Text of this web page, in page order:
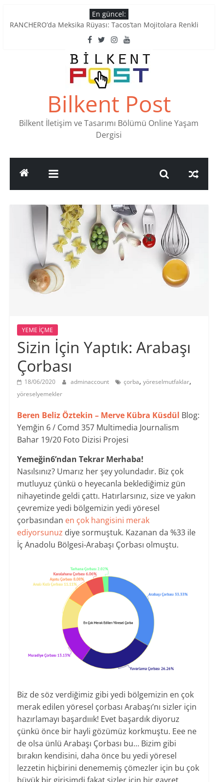
to
En güncel:
RANCHERO’da Meksika Rüyası: Tacos’tan Mojitolara Renkli
Ankara’nın Ruhunu Notalarda Yaşatan 4 Müzik Durağı
Pullardaki tarih: PTT Pul Müzesi
Stamp Collectors Unite: Places to Find Stamps in Ankara
Tatlı Konuşalım: Ankara’nın 4 Köklü Pastanesi
Bilkent Post
Bilkent İletişim ve Tasarımı Bölümü Online Yaşam
Dergisi
YEME İÇME
Sizin İçin Yaptık: Arabaşı
Çorbası
18/06/2020 adminaccount çorba, yöreselmutfaklar,
yöreselyemekler
Beren Beliz Öztekin – Merve Kübra Küsdül Blog:
Yemğin 6 / Comd 357 Multimedia Journalism
Bahar 19/20 Foto Dizisi Projesi
Yemeğin6’ndan Tekrar Merhaba!
Nasılsınız? Umarız her şey yolundadır. Biz çok
mutluyuz çünkü o heyecanla beklediğimiz gün
nihayetinde geldi çattı. Hatırlarsınız, size ve yakın
çevremize yedi bölgemizin yedi yöresel
çorbasından en çok hangisini merak
ediyorsunuz diye sormuştuk. Kazanan da %33 ile
İç Anadolu Bölgesi-Arabaşı Çorbası olmuştu.
Biz de söz verdiğimiz gibi yedi bölgemizin en çok
merak edilen yöresel çorbası Arabaşı’nı sizler için
hazırlamayı başardııık! Evet başardık diyoruz
çünkü önce bir hayli gözümüz korkmuştu. Eee ne
de olsa ünlü Arabaşı Çorbası bu… Bizim gibi
bırakın kendisini, daha önce bu yedi yöresel
lezzetin hiçbirini denememiş çömezler için bu çok
büyük bir girişimdi fakat sizler için bir gayret